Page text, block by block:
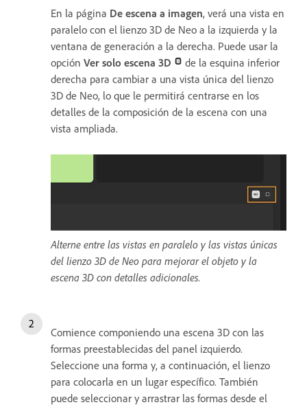
En la página De escena a imagen, verá una vista en
paralelo con el lienzo 3D de Neo a la izquierda y la
ventana de generación a la derecha. Puede usar la
opción Ver solo escena 3D
de la esquina inferior
derecha para cambiar a una vista única del lienzo
3D de Neo, lo que le permitirá centrarse en los
detalles de la composición de la escena con una
vista ampliada.
Alterne entre las vistas en paralelo y las vistas únicas
del lienzo 3D de Neo para mejorar el objeto y la
escena 3D con detalles adicionales.
Comience componiendo una escena 3D con las
formas preestablecidas del panel izquierdo.
Seleccione una forma y, a continuación, el lienzo
para colocarla en un lugar específico. También
puede seleccionar y arrastrar las formas desde el